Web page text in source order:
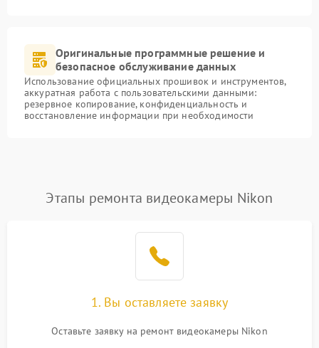
Оригинальные программные решение и
безопасное обслуживание данных
Использование официальных прошивок и инструментов,
аккуратная работа с пользовательскими данными:
резервное копирование, конфиденциальность и
восстановление информации при необходимости
Этапы ремонта видеокамеры Nikon
1. Вы оставляете заявку
Оставьте заявку на ремонт видеокамеры Nikon